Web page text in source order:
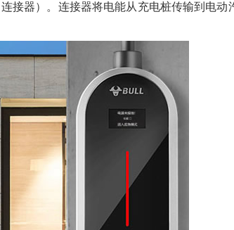
接器）。连接器将电能从充电桩传输到电动